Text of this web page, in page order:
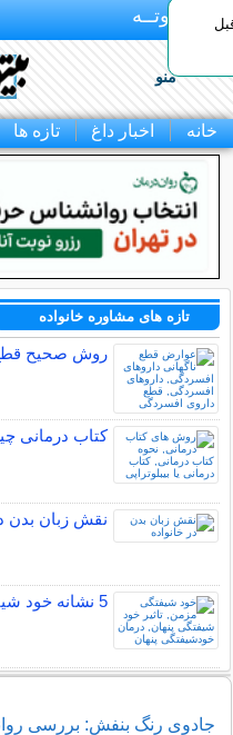
بـیتوتــه
منو
خانه اخبار داغ تازه ها
تازه های مشاوره خانواده
روش صحیح
کتاب درمانی
نقش زبان بدن
5 نشانه خود شیفتگی پنهان و نحوه برخورد با آنها
جادوی رنگ بنفش: بررسی